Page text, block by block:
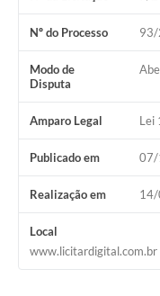
Nº do Processo
Modo de
Disputa
Amparo Legal Lei
Publicado em 07/
Realização em 14/
Local
www.licitardigital.com.br